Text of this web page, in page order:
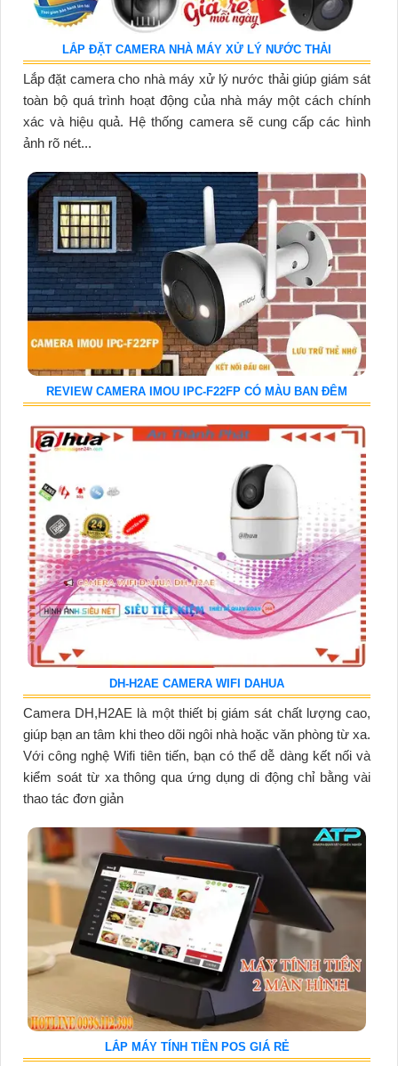
LẮP ĐẶT CAMERA NHÀ MÁY XỬ LÝ NƯỚC THẢI
Lắp đặt camera cho nhà máy xử lý nước thải giúp giám sát
toàn bộ quá trình hoạt động của nhà máy một cách chính
xác và hiệu quả. Hệ thống camera sẽ cung cấp các hình
ảnh rõ nét...
REVIEW CAMERA IMOU IPC-F22FP CÓ MÀU BAN ĐÊM
DH-H2AE CAMERA WIFI DAHUA
Camera DH,H2AE là một thiết bị giám sát chất lượng cao,
giúp bạn an tâm khi theo dõi ngôi nhà hoặc văn phòng từ xa.
Với công nghệ Wifi tiên tiến, bạn có thể dễ dàng kết nối và
kiểm soát từ xa thông qua ứng dụng di động chỉ bằng vài
thao tác đơn giản
LẮP MÁY TÍNH TIỀN POS GIÁ RẺ